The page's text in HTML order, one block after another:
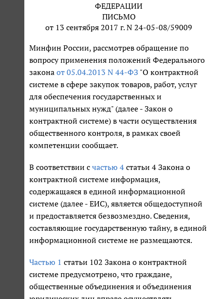
ФЕДЕРАЦИИ
ПИСЬМО
от 13 сентября 2017 г. N 24-05-08/59009
Минфин России, рассмотрев обращение по
вопросу применения положений Федерального
закона от 05.04.2013 N 44-ФЗ "О контрактной
системе в сфере закупок товаров, работ, услуг
для обеспечения государственных и
муниципальных нужд" (далее - Закон о
контрактной системе) в части осуществления
общественного контроля, в рамках своей
компетенции сообщает.
В соответствии с частью 4 статьи 4 Закона о
контрактной системе информация,
содержащаяся в единой информационной
системе (далее - ЕИС), является общедоступной
и предоставляется безвозмездно. Сведения,
составляющие государственную тайну, в единой
информационной системе не размещаются.
Частью 1 статьи 102 Закона о контрактной
системе предусмотрено, что граждане,
общественные объединения и объединения